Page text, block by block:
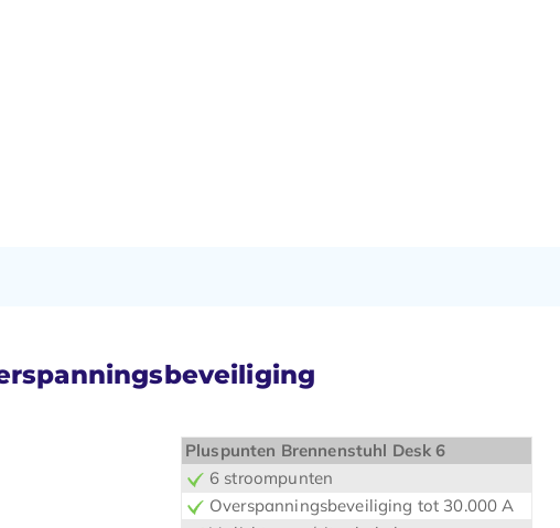
Pluspunten Brennenstuhl Desk 6
6 stroompunten
Overspanningsbeveiliging tot 30.000 A